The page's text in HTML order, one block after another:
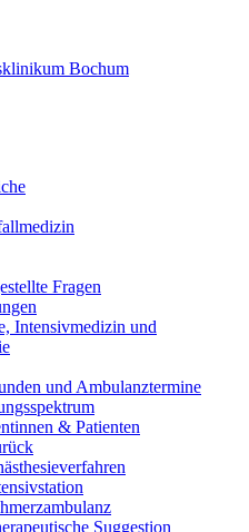
Bochum
Fragen
Intensivmedizin und
und Ambulanztermine
& Patienten
Suggestion